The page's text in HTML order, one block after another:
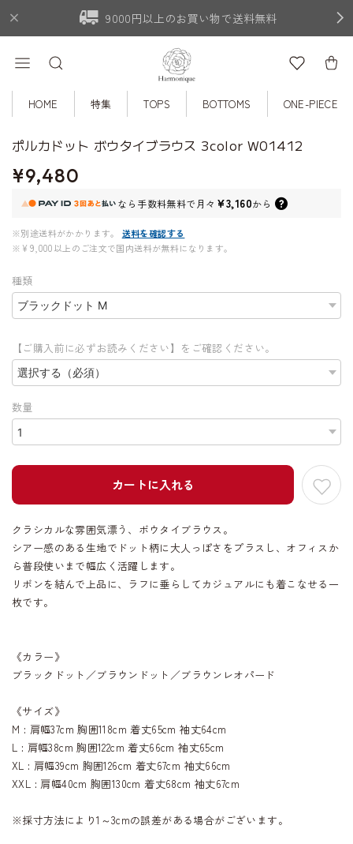
9000円以上のお買い物で送料無料
HOME 特集 TOPS BOTTOMS ONE-PIECE
ポルカドット ボウタイブラウス 3color W01412
¥9,480
なら 手数料無料で月々 ¥3,160から
※別途送料がかかります。
送料を確認する
※¥9,000以上のご注文で国内送料が無料になります。
種類
【ご購入前に必ずお読みください】をご確認ください。
数量
カートに入れる
クラシカルな雰囲気漂う、ボウタイブラウス。
シアー感のある生地でドット柄に大人っぽさをプラスし、オフィスか
ら普段使いまで幅広く活躍します。
リボンを結んで上品に、ラフに垂らしてカジュアルにも着こなせる一
枚です。
《カラー》
ブラックドット／ブラウンドット／ブラウンレオパード
《サイズ》
M : 肩幅37cm 胸囲118cm 着丈65cm 袖丈64cm
L : 肩幅38cm 胸囲122cm 着丈66cm 袖丈65cm
XL : 肩幅39cm 胸囲126cm 着丈67cm 袖丈66cm
XXL : 肩幅40cm 胸囲130cm 着丈68cm 袖丈67cm
※採寸方法により1～3cmの誤差がある場合がございます。